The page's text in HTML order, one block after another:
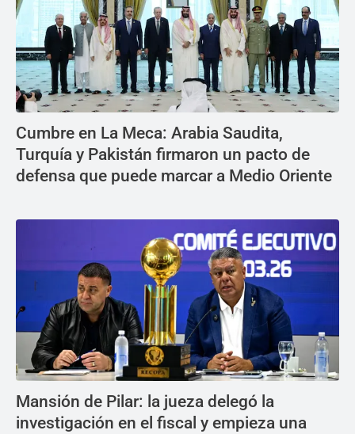
Cumbre en La Meca: Arabia Saudita,
Turquía y Pakistán firmaron un pacto de
defensa que puede marcar a Medio Oriente
Mansión de Pilar: la jueza delegó la
investigación en el fiscal y empieza una